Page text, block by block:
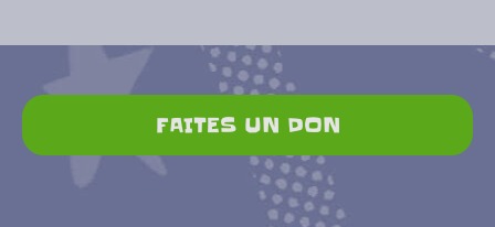
FAITES UN DON